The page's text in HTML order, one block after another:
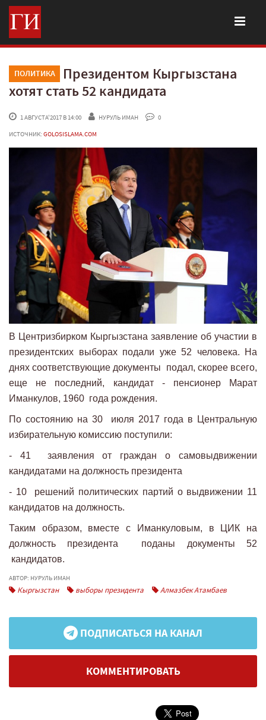
ПОЛИТИКА
Президентом Кыргызстана
хотят стать 52 кандидата
1 АВГУСТА'2017 В 14:00 НУРУЛЬ ИМАН
0
ИСТОЧНИК: GOLOSISLAMA.COM
В Центризбирком Кыргызстана заявление об участии в
президентских выборах подали уже 52 человека. На
днях соответствующие документы подал, скорее всего,
еще не последний, кандидат - пенсионер Марат
Иманкулов, 1960 года рождения.
По состоянию на 30 июля 2017 года в Центральную
избирательную комиссию поступили:
- 41 заявления от граждан о самовыдвижении
кандидатами на должность президента
- 10 решений политических партий о выдвижении 11
кандидатов на должность.
Таким образом, вместе с Иманкуловым, в ЦИК на
должность президента поданы документы 52
кандидатов.
АВТОР: НУРУЛЬ ИМАН
Кыргызстан выборы президента Алмазбек Атамбаев
ПОДПИСАТЬСЯ НА КАНАЛ
КОММЕНТИРОВАТЬ